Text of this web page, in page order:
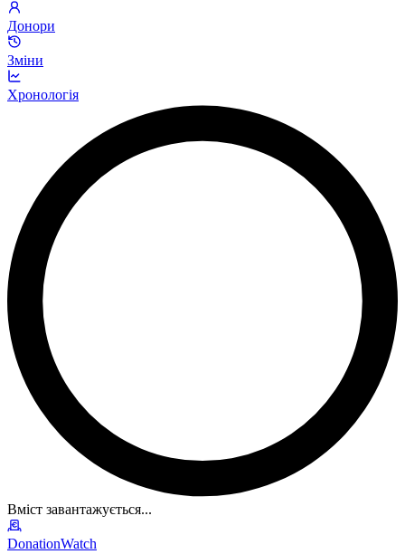
Донори
Зміни
Хронологія
Вміст завантажується...
DonationWatch